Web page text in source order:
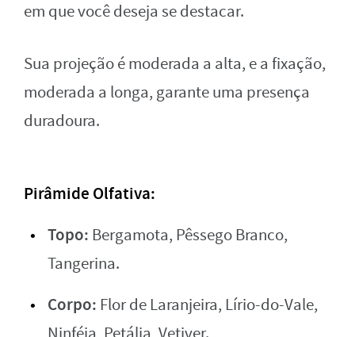
em que você deseja se destacar.
Sua projeção é moderada a alta, e a fixação,
moderada a longa, garante uma presença
duradoura.
Pirâmide Olfativa:
Topo: Bergamota, Pêssego Branco,
Tangerina.
Corpo: Flor de Laranjeira, Lírio-do-Vale,